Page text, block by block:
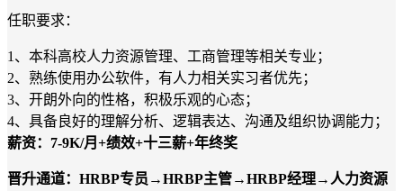
任职要求：
1、 本科高校人力资源管理、工商管理等相关专业；
2、熟练使用办公软件，有人力相关实习者优先；
3、开朗外向的性格，积极乐观的心态；
4、具备良好的理解分析、逻辑表达、沟通及组织协调能力；
薪资： 7-9K/月+绩效+十三薪+年终奖
晋升通道： HRBP专员→HRBP主管→HRBP经理→人力资源